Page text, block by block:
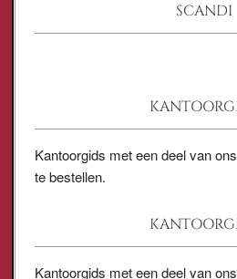
SCANDI
Kantoorgids met een deel van
te bestellen.
Kantoorgids met een deel van